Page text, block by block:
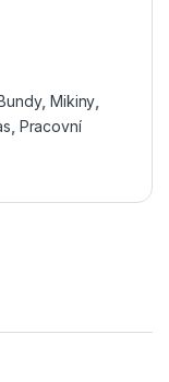
,Mikiny
Pracovní